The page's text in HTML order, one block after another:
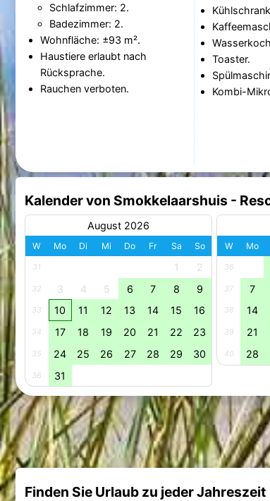
Schlafzimmer: 2.
Badezimmer: 2.
Wohnfläche: ±93 m².
Haustiere erlaubt nach
Rücksprache.
Rauchen verboten.
Toaster.
Kombi-
Kalender von Smokkelaarshuis -
August 2026
W Mo Di Mi Do Fr Sa So
31 1 2
32 3 4 5 6 7 8 9
33 10 11 12 13 14 15 16
34 17 18 19 20 21 22 23
35 24 25 26 27 28 29 30
36 31
W Mo
36
37 7
38 14
39 21
40 28
Finden Sie Urlaub zu jeder Jahreszeit